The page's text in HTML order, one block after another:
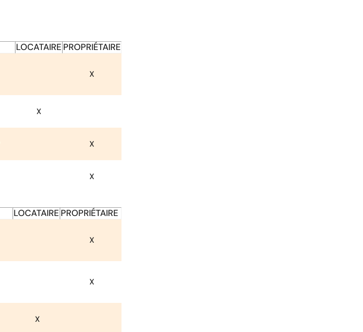
LOCATAIRE PROPRIÉTAIRE
X
X
X
X
LOCATAIRE PROPRIÉTAIRE
X
X
X